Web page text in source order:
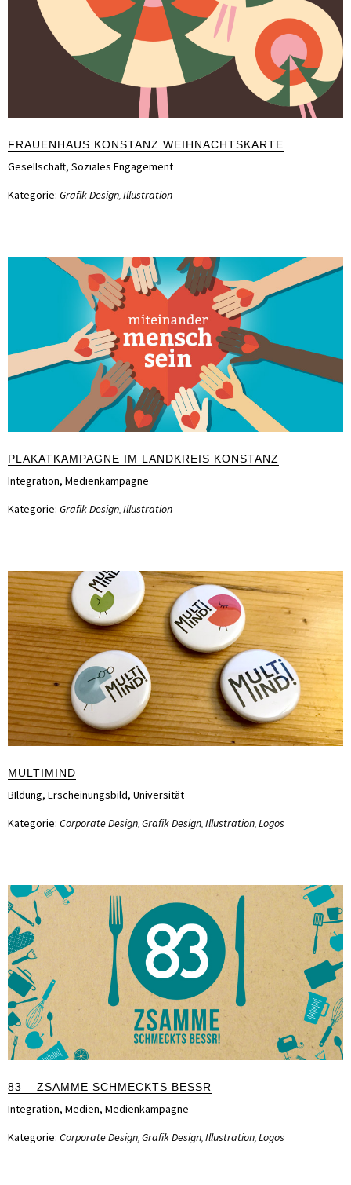
FRAUENHAUS KONSTANZ WEIHNACHTSKARTE
Gesellschaft, Soziales Engagement
Kategorie: Grafik Design Illustration
PLAKATKAMPAGNE IM LANDKREIS KONSTANZ
Integration, Medienkampagne
Kategorie: Grafik Design, Illustration
MULTIMIND
BIldung, Erscheinungsbild, Universität
Kategorie: Corporate Design, Grafik Design, Illustration, Logos
83 – ZSAMME SCHMECKTS BESSR
Integration, Medien, Medienkampagne
Kategorie: Corporate Design, Grafik Design, Illustration, Logos